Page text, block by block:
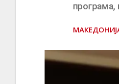
програма,